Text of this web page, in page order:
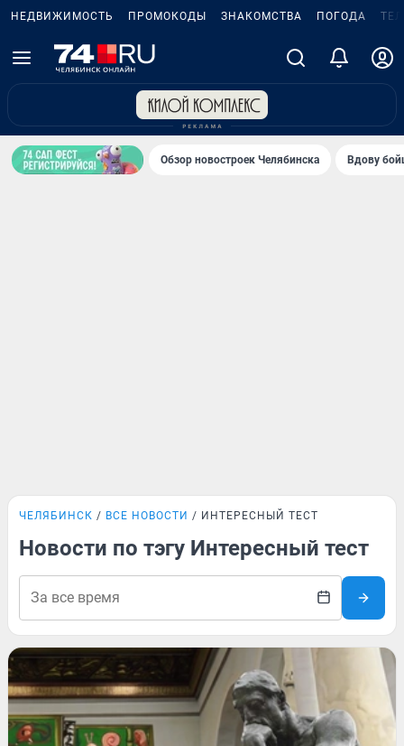
НЕДВИЖИМОСТЬ ПРОМОКОДЫ ЗНАКОМСТВА ПОГОДА
Обзор новостроек Челябинска Вдову
ЧЕЛЯБИНСК ВСЕ НОВОСТИ ИНТЕРЕСНЫЙ ТЕСТ
Новости по тэгу Интересный тест